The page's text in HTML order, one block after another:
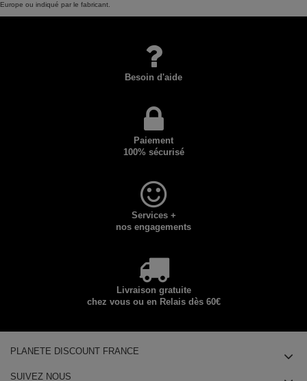
Europe ou indiqué par le fabricant.
Besoin d'aide
Paiement
100% sécurisé
Services +
nos engagements
Livraison gratuite
chez vous ou en Relais dès 60€
PLANETE DISCOUNT FRANCE
SUIVEZ NOUS